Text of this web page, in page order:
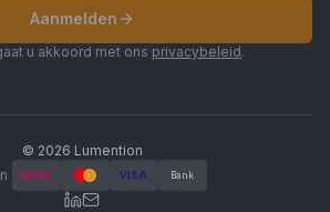
Aanmelden
u akkoord met ons privacybeleid.
© 2026 Lumention
iDEAL VISA Bank